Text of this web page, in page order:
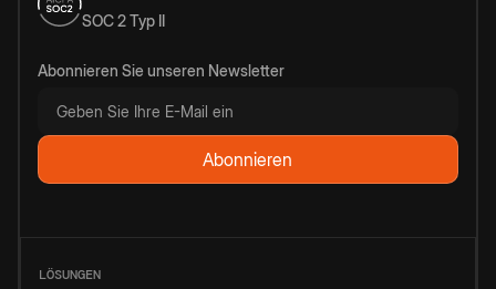
SOC 2 Typ II
Abonnieren Sie unseren Newsletter
LÖSUNGEN